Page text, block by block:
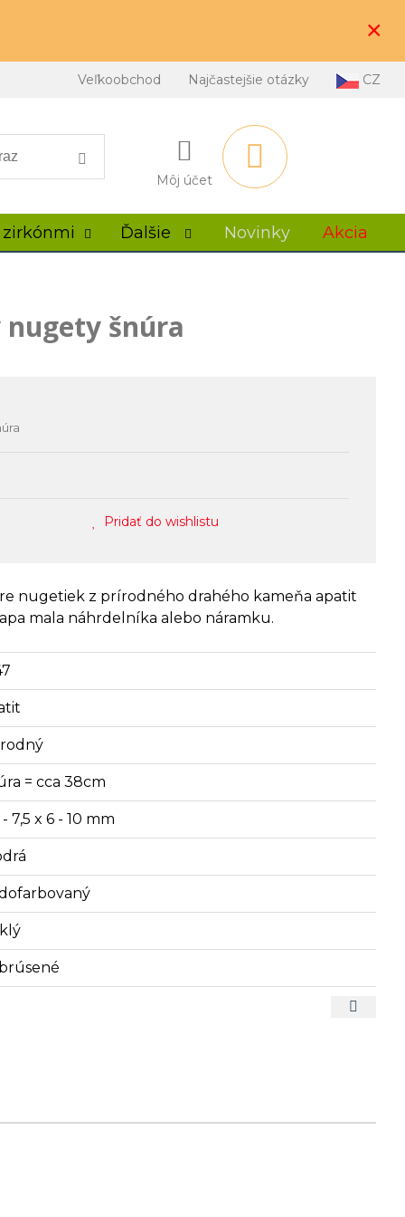
×
Veľkoobchod Najčastejšie otázky CZ
Môj účet
Ďalšie Novinky Akcia
šnúra
Pridať do wishlistu
nugetiek z prírodného drahého kameňa apatit
mala náhrdelníka alebo náramku.
= cca 38cm
- 7,5 x 6 - 10 mm